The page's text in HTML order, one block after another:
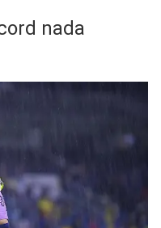
nada